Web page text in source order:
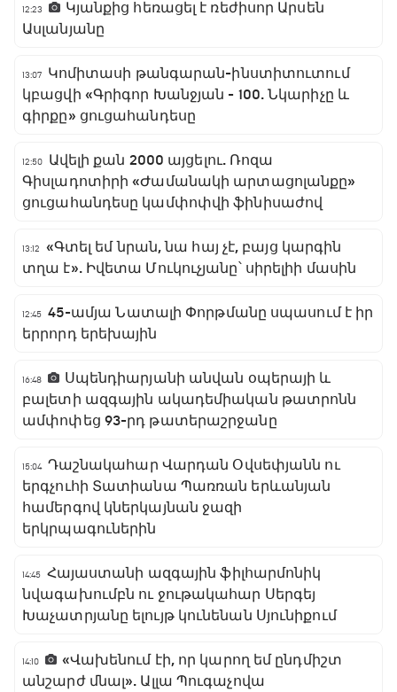
12:23
Կյանքից հեռացել է ռեժիսոր Արսեն
Ասլանյանը
13:07
Կոմիտասի թանգարան-ինստիտուտում
կբացվի «Գրիգոր Խանջյան - 100. Նկարիչը և
գիրքը» ցուցահանդեսը
12:50
Ավելի քան 2000 այցելու. Ռոզա
Գիսլադոտիրի «Ժամանակի արտացոլանքը»
ցուցահանդեսը կամփոփվի ֆինիսաժով
13:12
«Գտել եմ նրան, նա հայ չէ, բայց կարգին
տղա է». Իվետա Մուկուչյանը՝ սիրելիի մասին
12:45 45-ամյա Նատալի Փորթմանը սպասում է իր
երրորդ երեխային
16:48
Սպենդիարյանի անվան օպերայի և
բալետի ազգային ակադեմիական թատրոնն
ամփոփեց 93-րդ թատերաշրջանը
15:04 Դաշնակահար Վարդան Օվսեփյանն ու
երգչուհի Տատիանա Պառռան երևանյան
համերգով կներկայնան ջազի
երկրպագուներին
14:45 Հայաստանի ազգային ֆիլհարմոնիկ
նվագախումբն ու ջութակահար Սերգեյ
Խաչատրյանը ելույթ կունենան Սյունիքում
14:10
«Վախենում էի, որ կարող եմ ընդմիշտ
անշարժ մնալ». Ալլա Պուգաչովա